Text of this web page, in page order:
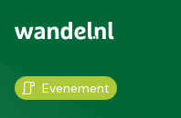
Evenement